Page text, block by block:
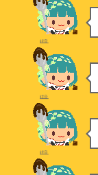
紺音
紺音
紺音